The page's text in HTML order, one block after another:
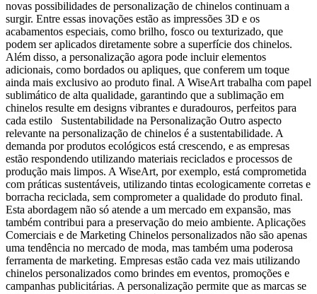
novas possibilidades de personalização de chinelos continuam a
surgir. Entre essas inovações estão as impressões 3D e os
acabamentos especiais, como brilho, fosco ou texturizado, que
podem ser aplicados diretamente sobre a superfície dos chinelos.
Além disso, a personalização agora pode incluir elementos
adicionais, como bordados ou apliques, que conferem um toque
ainda mais exclusivo ao produto final. A WiseArt trabalha com papel
sublimático de alta qualidade, garantindo que a sublimação em
chinelos resulte em designs vibrantes e duradouros, perfeitos para
cada estilo Sustentabilidade na Personalização Outro aspecto
relevante na personalização de chinelos é a sustentabilidade. A
demanda por produtos ecológicos está crescendo, e as empresas
estão respondendo utilizando materiais reciclados e processos de
produção mais limpos. A WiseArt, por exemplo, está comprometida
com práticas sustentáveis, utilizando tintas ecologicamente corretas e
borracha reciclada, sem comprometer a qualidade do produto final.
Esta abordagem não só atende a um mercado em expansão, mas
também contribui para a preservação do meio ambiente. Aplicações
Comerciais e de Marketing Chinelos personalizados não são apenas
uma tendência no mercado de moda, mas também uma poderosa
ferramenta de marketing. Empresas estão cada vez mais utilizando
chinelos personalizados como brindes em eventos, promoções e
campanhas publicitárias. A personalização permite que as marcas se